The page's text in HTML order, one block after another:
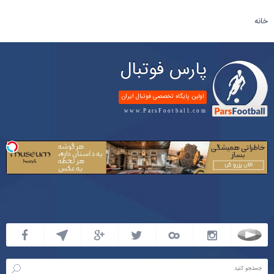
خانه
پارس فوتبال
اولین پایگاه تخصصی فوتبال ایران
www.ParsFootball.com